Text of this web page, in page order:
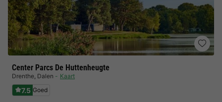
Center Parcs De Huttenheugte
Drenthe, Dalen Kaart
7.5 Goed